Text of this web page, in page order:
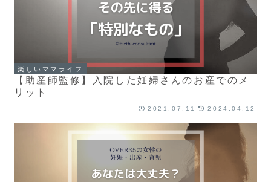
楽しいママライフ
【助産師監修】入院した妊婦さんのお産でのメ
リット
2021.07.11 2024.04.12